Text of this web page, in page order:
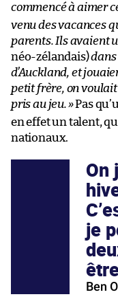
commencé à aimer
venu des vacances
parents. Ils avaient
néo-zélandais)dans
d’Auckland, et
petit frère, on voulait
pris au jeu.»Pas
en effet un talent,
nationaux.
On
je
Ben